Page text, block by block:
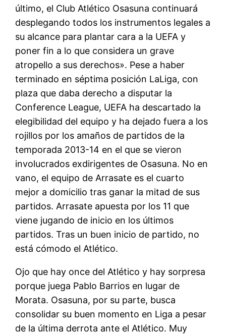
último, el Club Atlético Osasuna continuará
desplegando todos los instrumentos legales a
su alcance para plantar cara a la UEFA y
poner fin a lo que considera un grave
atropello a sus derechos». Pese a haber
terminado en séptima posición LaLiga, con
plaza que daba derecho a disputar la
Conference League, UEFA ha descartado la
elegibilidad del equipo y ha dejado fuera a los
rojillos por los amaños de partidos de la
temporada 2013-14 en el que se vieron
involucrados exdirigentes de Osasuna. No en
vano, el equipo de Arrasate es el cuarto
mejor a domicilio tras ganar la mitad de sus
partidos. Arrasate apuesta por los 11 que
viene jugando de inicio en los últimos
partidos. Tras un buen inicio de partido, no
está cómodo el Atlético.
Ojo que hay once del Atlético y hay sorpresa
porque juega Pablo Barrios en lugar de
Morata. Osasuna, por su parte, busca
consolidar su buen momento en Liga a pesar
de la última derrota ante el Atlético. Muy